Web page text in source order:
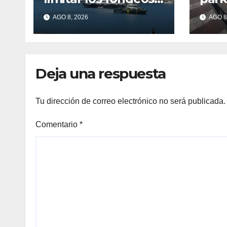
en Aldán tras los
últimos episodios
de contaminación
AGO 8, 2026 AGO
Deja una respuesta
Tu dirección de correo electrónico no será publicada.
Comentario *